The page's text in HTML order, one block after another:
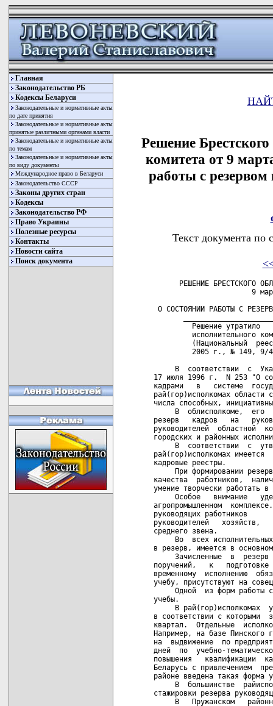
Главная
Законодательство РБ
Кодексы Беларуси
Законодательные и нормативные акты
по дате принятия
Законодательные и нормативные акты
принятые различными органами власти
Законодательные и нормативные акты
по темам
Законодательные и нормативные акты
по виду документы
Международное право в Беларуси
Законодательство СССР
Законы других стран
Кодексы
Законодательство РФ
Право Украины
Полезные ресурсы
Контакты
Новости сайта
Поиск документа
Решение
комитета от 9
работы с резервом
Текст документа по
РЕШЕНИЕ БРЕСТСКОГО ОБЛАСТНОГО ИСПОЛНИТЕЛЬНОГО КОМИТЕТА
                       9 марта 1998 г. N 203

 О СОСТОЯНИИ РАБОТЫ С РЕЗЕРВОМ КАДРОВОГО РЕЕСТРА ОБЛАСТИ
       _______________________________________________ _______ ___ _
         Решение утратило   силу   решением   Брестского  областного
         исполнительного комитета  от  5  сентября  2005  г.  №  586
         (Национальный  реестр  правовых  актов Республики Беларусь,
         2005 г., № 149, 9/4473)   

     В  соответствии  с  Указом  Президента  Республики  Беларусь от
17 июля 1996 г.  N 253 "О совершенствовании  работы  с  руководящими
кадрами   в   системе  государственных  органов"  в  облисполкоме  и
рай(гор)исполкомах области сформирован резерв руководящих кадров  из
числа способных, инициативных и творческих работников.
     В  облисполкоме,  его  отделах, комитетах и управлениях имеется
резерв   кадров   на   руководящие   должности   областного   звена,
руководителей  областной  коммунальной  собственности, председателей
городских и районных исполнительных комитетов.
     В  соответствии  с  утвержденной  программой  "Кадры"  во  всех
рай(гор)исполкомах имеется   резерв  на  должности,  входящие  в  их
кадровые реестры.
     При формировании резерва учитываются профессиональные и деловые
качества  работников,  наличие  у  них организаторских способностей,
умение творчески работать в современных условиях.
     Особое   внимание   уделяется   созданию   резерва   кадров   в
агропромышленном  комплексе. В облсельхозпроде сформирован резерв на
руководящих работников       аппаратов        обл(рай)сельхозпродов,
руководителей   хозяйств,   главных   специалистов  и  руководителей
среднего звена.
     Во  всех исполнительных комитетах на каждую должность, входящую
в резерв, имеется в основном по 2-3 кандидатуры.
     Зачисленные  в  резерв  привлекаются  к выполнению общественных
поручений,   к   подготовке  вопросов  на  заседания  исполкомов,  к
временному  исполнению  обязанностей  руководителей, приглашаются на
учебу, присутствуют на совещаниях, планерках.
     Одной  из форм работы с резервом кадров является организация их
учебы.
     В рай(гор)исполкомах  утверждены планы учебы с резервом кадров,
в соответствии с которыми  занятия  проводятся  не  реже  1  раза  в
квартал.  Отдельные  исполкомы  ищут  и  внедряют новые формы учебы.
Например, на базе Пинского горисполкома в ноябре 1997 года кандидаты
на  выдвижение  по предприятиям торговли прошли обучение в течение 5
дней  по  учебно-тематическому  плану  института  переподготовки   и
повышения   квалификации  кадров  Министерства  торговли  Республики
Беларусь с привлечением  преподавателей  института;  в  Ивацевичском
районе введена такая форма учебы, как "День дублера" и т.д.
     В  большинстве  райисполкомов  определены базовые хозяйства для
стажировки резерва руководящих кадров.
     В   Пружанском   районном  исполнительном  комитете  составлена
картотека  на  специалистов  всех  отраслей  города,  имеющих высшее
образование, что дает возможность иметь полную информацию о кадровом
потенциале  и  формировать  по-настоящему  работающий  и объективный
резерв.
     Положительной  оценки  заслуживает  работа  с  резервом  кадров
Дрогичинского, Ивацевичского, Каменецкого, Кобринского, Пружанского,
Столинского     райисполкомов,    Барановичского    и    Кобринского
горисполкомов.
     За  1997  год  по  области  выдвинуто  из  резерва на замещение
руководящих должностей 147 человек.
     Резерв  кадров  области ежегодно пересматривается и обновляется
за счет молодых, активных, грамотных работников.
     В ноябре-декабре 1997 года рай(гор)исполкомы переутвердили свой
резерв  кадров  на заседаниях исполнительных комитетов,  значительно
пополнив его из числа женщин и молодежи.
     В то  же  время  в  работе  с  резервом  кадров   имеется   ряд
недостатков  и  проблем.  При  его  формировании  не  в  полной мере
учитываются    деловые    и    морально-психологические     качества
претендентов.
     Не   все   зачисленные   в   его   состав   люди  соответствуют
предъявляемым  к ним требованиям, недостаточно ведется их подготовка
к  предполагаемой  должности,  не  всегда  своевременно  обновляется
состав  резерва работников, требует совершенствования организация их
учебы.
     Областной исполнительный комитет решил:

     1. Гор(рай)исполкомам в соответствии с указаниями Администрации
Президента Республики Беларусь  продолжить  работу  по  формированию
резерва   кадров,   входящих   в   реестр